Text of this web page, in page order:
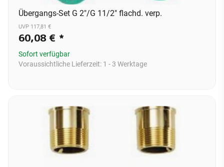
Übergangs-Set G 2"/G 11/2" flachd. verp.
UVP 117,81 €
60,08 € *
Sofort verfügbar
Voraussichtliche Lieferzeit: 1 - 3 Werktage